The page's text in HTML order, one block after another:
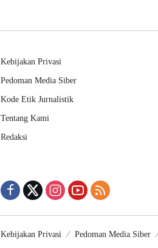
Kebijakan Privasi
Pedoman Media Siber
Kode Etik Jurnalistik
Tentang Kami
Redaksi
Kebijakan Privasi Pedoman Media Siber